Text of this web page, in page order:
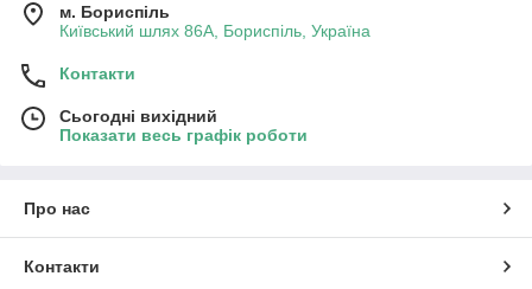
м. Бориспіль
Київський шлях 86А, Бориспіль, Україна
Контакти
Сьогодні вихідний
Показати весь графік роботи
Про нас
Контакти